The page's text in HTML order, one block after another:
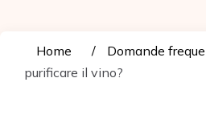
Home Domande
purificare il vino?